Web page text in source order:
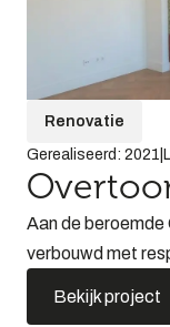
Renovatie
Gerealiseerd: 2021
Aan de beroemde
verbouwd met
Bekijk project